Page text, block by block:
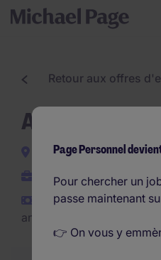
Retour aux offres
Analyste SAV
Morangis
Interim
€28.000 - €30.000
an
Page Personnel
Pour chercher un
passe maintenant
👉 On vous y